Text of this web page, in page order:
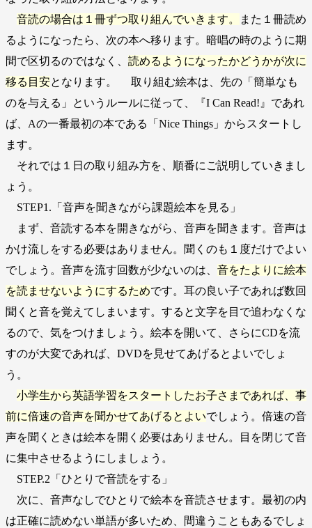
音読の場合は１冊ずつ取り組んでいきます。
また１冊読め
るようになったら、次の本へ移ります。暗唱の時のように期
間で区切るのではなく、 読めるようになったかどうかが次に
移る目安となります。 取り組む絵本は、先の「簡単なも
のを与える」というルールに従って、『I Can Read!』であれ
ば、Aの一番最初の本である「Nice Things」からスタートし
ます。
それでは１日の取り組み方を、順番にご説明していきまし
ょう。
STEP1.「音声を聞きながら課題絵本を見る」
まず、音読する本を開きながら、音声を聞きます。音声は
かけ流しをする必要はありません。聞くのも１度だけでよい
でしょう。音声を流す回数が少ないのは、 音をたよりに絵本
を読ませないようにするためです。耳の良い子であれば数回
聞くと音を覚えてしまいます。すると文字を目で追わなくな
るので、気をつけましょう。絵本を開いて、さらにCDを流
すのが大変であれば、DVDを見せてあげるとよいでしょ
う。
小学生から英語学習をスタートしたお子さまであれば、事
前に倍速の音声を聞かせてあげるとよいでしょう。倍速の音
声を聞くときは絵本を開く必要はありません。目を閉じて音
に集中させるようにしましょう。
STEP.2「ひとりで音読をする」
次に、音声なしでひとりで絵本を音読させます。最初の内
は正確に読めない単語が多いため、間違うこともあるでしょ